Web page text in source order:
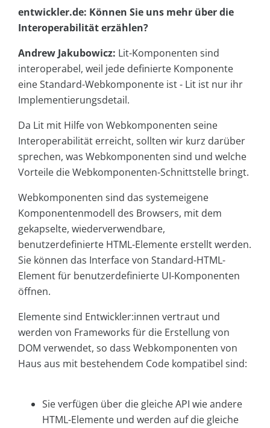
entwickler.de: Können Sie uns mehr über die
Interoperabilität erzählen?
Andrew Jakubowicz: Lit-Komponenten sind
interoperabel, weil jede definierte Komponente
eine Standard-Webkomponente ist - Lit ist nur ihr
Implementierungsdetail.
Da Lit mit Hilfe von Webkomponenten seine
Interoperabilität erreicht, sollten wir kurz darüber
sprechen, was Webkomponenten sind und welche
Vorteile die Webkomponenten-Schnittstelle bringt.
Webkomponenten sind das systemeigene
Komponentenmodell des Browsers, mit dem
gekapselte, wiederverwendbare,
benutzerdefinierte HTML-Elemente erstellt werden.
Sie können das Interface von Standard-HTML-
Element für benutzerdefinierte UI-Komponenten
öffnen.
Elemente sind Entwickler:innen vertraut und
werden von Frameworks für die Erstellung von
DOM verwendet, so dass Webkomponenten von
Haus aus mit bestehendem Code kompatibel sind:
Sie verfügen über die gleiche API wie andere
HTML-Elemente und werden auf die gleiche